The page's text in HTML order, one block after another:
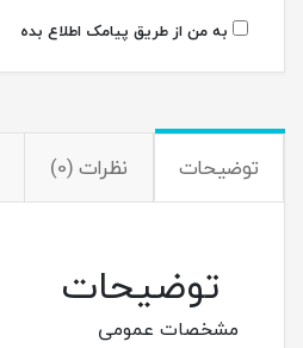
به من از طریق پیامک اطلاع بده
توضیحات نظرات (0)
توضیحات
مشخصات عمومی